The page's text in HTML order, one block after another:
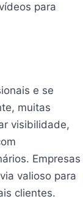
para
e se
muitas
visibilidade,
Empresas
valioso para
clientes.